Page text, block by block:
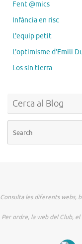
Fent @mics
Infància en risc
L'equip petit
L'optimisme d'Emili
Los sin tierra
Cerca al Blog
Consulta les diferents webs,
Per ordre, la web del Club,